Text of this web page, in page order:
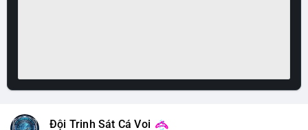
Đội Trinh Sát Cá Voi